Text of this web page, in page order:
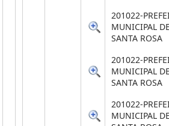
201022-
MUNICIPAL
SANTA ROSA
201022-
MUNICIPAL
SANTA ROSA
201022-
MUNICIPAL